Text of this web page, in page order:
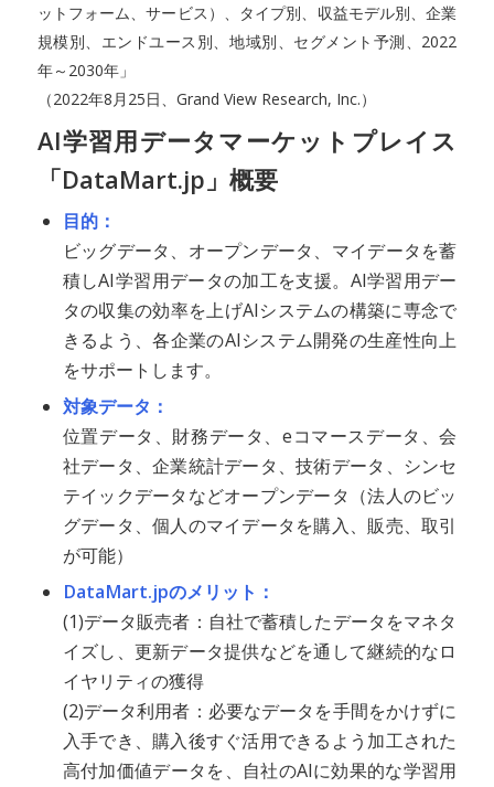
ットフォーム、サービス）、タイプ別、収益モデル別、企業
規模別、エンドユース別、地域別、セグメント予測、2022
年～2030年」
（2022年8月25日、Grand View Research, Inc.）
AI学習用データマーケットプレイス
「DataMart.jp」概要
目的：
ビッグデータ、オープンデータ、マイデータを蓄
積しAI学習用データの加工を支援。AI学習用デー
タの収集の効率を上げAIシステムの構築に専念で
きるよう、各企業のAIシステム開発の生産性向上
をサポートします。
対象データ：
位置データ、財務データ、eコマースデータ、会
社データ、企業統計データ、技術データ、シンセ
テイックデータなどオープンデータ（法人のビッ
グデータ、個人のマイデータを購入、販売、取引
が可能）
DataMart.jpのメリット：
(1)データ販売者：自社で蓄積したデータをマネタ
イズし、更新データ提供などを通して継続的なロ
イヤリティの獲得
(2)データ利用者：必要なデータを手間をかけずに
入手でき、購入後すぐ活用できるよう加工された
高付加価値データを、自社のAIに効果的な学習用